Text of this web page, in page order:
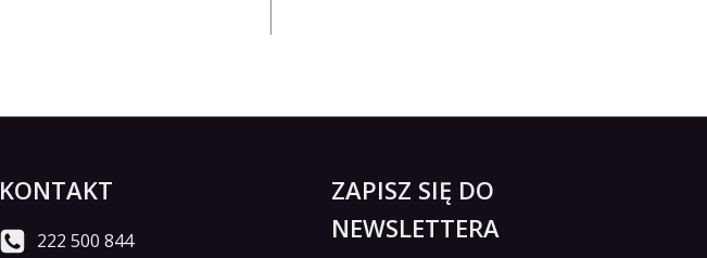
KONTAKT
222 500 844
ZAPISZ SIĘ DO
NEWSLETTERA